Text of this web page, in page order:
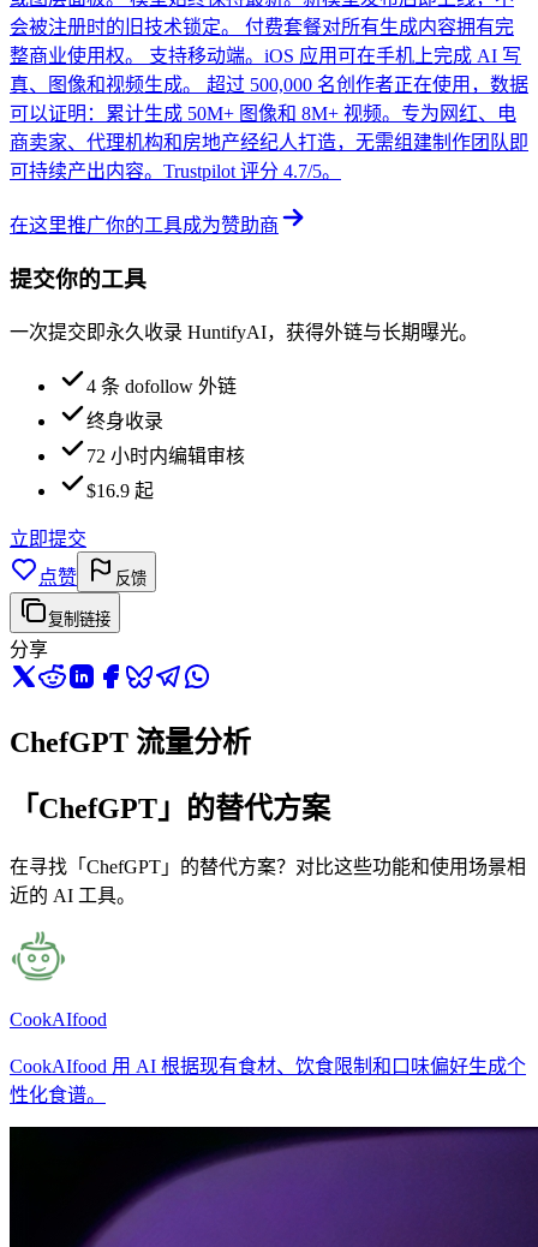
会被注册时的旧技术锁定。 付费套餐对所有生成内容拥有完
整商业使用权。 支持移动端。iOS 应用可在手机上完成 AI 写
真、图像和视频生成。 超过 500,000 名创作者正在使用，数据
可以证明：累计生成 50M+ 图像和 8M+ 视频。专为网红、电
商卖家、代理机构和房地产经纪人打造，无需组建制作团队即
可持续产出内容。Trustpilot 评分 4.7/5。
在这里推广你的工具成为赞助商
提交你的工具
一次提交即永久收录 HuntifyAI，获得外链与长期曝光。
4 条 dofollow 外链
终身收录
72 小时内编辑审核
$16.9 起
立即提交
点赞
反馈
复制链接
分享
ChefGPT 流量分析
「ChefGPT」的替代方案
在寻找「ChefGPT」的替代方案？对比这些功能和使用场景相
近的 AI 工具。
CookAIfood
CookAIfood 用 AI 根据现有食材、饮食限制和口味偏好生成个
性化食谱。